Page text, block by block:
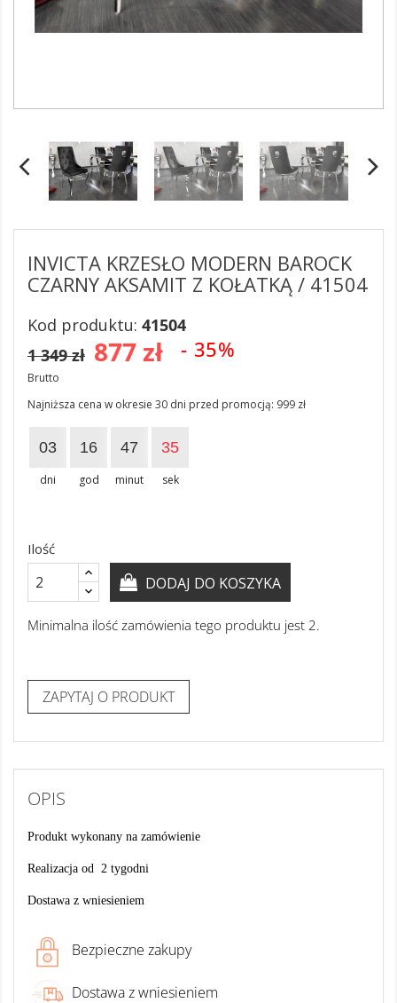
OPIS
Produkt wykonany na zamówienie
Realizacja od 2 tygodni
Dostawa z wniesieniem
Bezpieczne zakupy
Dostawa z wniesieniem
INVICTA KRZESŁO MODERN BAROCK
CZARNY AKSAMIT Z KOŁATKĄ / 41504
Kod produktu: 41504
877 zł - 35%
1 349 zł
Brutto
Najniższa cena w okresie 30 dni przed promocją: 999 zł
03
dni
16
god
47
minut
35
sek
Ilość
DODAJ DO KOSZYKA
Minimalna ilość zamówienia tego produktu jest 2.
ZAPYTAJ O PRODUKT